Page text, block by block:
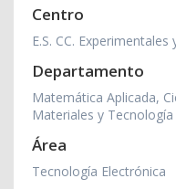
Centro
E.S. CC.
Departamento
Matemática Aplicada,
Materiales y
Área
Tecnología Electrónica